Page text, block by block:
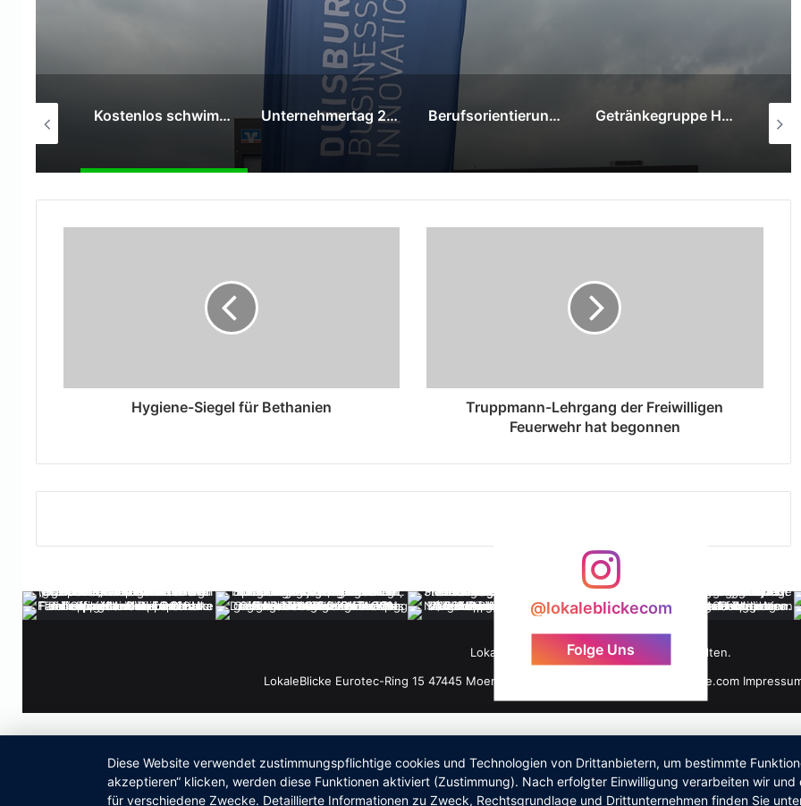
Eine Ära endet: Wolfgang Schmitz als Hauptgeschäftsführer des Unternehmerverbandes verabschiedet Kostenlos schwimmen im Duisburger Innenhafen: Unternehmertag 2026: Reformen für den Standort D und Abschied von Wolfgang Schmitz Berufsorientierung „to go“ am Hauptbahnhof Getränkegruppe Hövelmann trauert um Hermann Hövelmann
Hygiene-Siegel für Bethanien
Truppmann-Lehrgang der Freiwilligen
Feuerwehr hat begonnen
@lokaleblickecom
Folge Uns
LokaleBlicke ©2026 - Alle Rechte vorbehalten.
LokaleBlicke Eurotec-Ring 15 47445 Moers +49 176 61 101 464 info@lokaleblicke.com
Diese Website verwendet zustimmungspflichtige cookies und Technologien von Drittanbietern, um bestimmte
akzeptieren“ klicken, werden diese Funktionen aktiviert (Zustimmung). Nach erfolgter Einwilligung verarbeiten wir
für verschiedene Zwecke. Detaillierte Informationen zu Zweck, Rechtsgrundlage und Drittunternehmen finden Sie